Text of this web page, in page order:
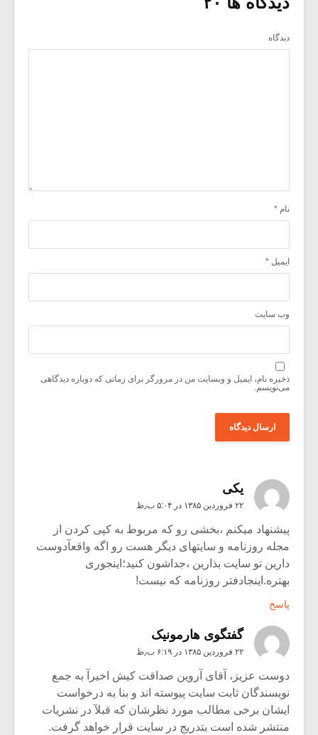
دیدگاه
نام *
ایمیل *
وب‌ سایت
ذخیره نام، ایمیل و وبسایت من در مرورگر برای زمانی که دوباره دیدگاهی
می‌نویسم.
یکی
۲۲ فروردین ۱۳۸۵ در ۵:۰۴ ب٫ظ
پیشنهاد میکنم ،بخشی رو که مربوط به کپی کردن از
مجله روزنامه و سایتهای دیگر هست رو اگه واقعآدوست
دارین تو سایت بذارین ،جداشون کنید؛اینجوری
بهتره.اینجادفتر روزنامه که نیست!
پاسخ
گفتگوی هارمونیک
۲۲ فروردین ۱۳۸۵ در ۶:۱۹ ب٫ظ
دوست عزیز، آقای آروین صداقت کیش اخیرآ به جمع
نویسندگان ثابت سایت پیوسته اند و بنا به درخواست
ایشان برخی مطالب مورد نظرشان که قبلآ در نشریات
منتشر شده است بتدریج در سایت قرار خواهد گرفت.